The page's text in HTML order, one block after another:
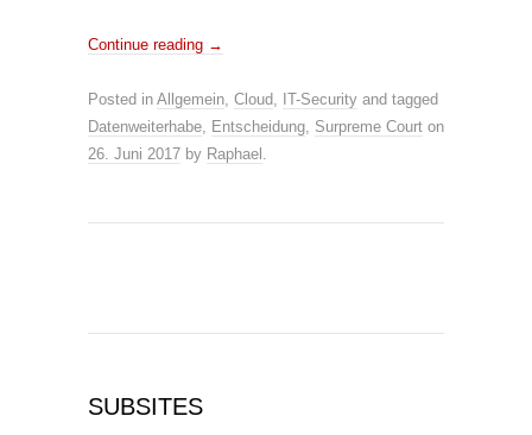
Continue reading →
Posted in Allgemein, Cloud, IT-Security and tagged
Datenweiterhabe, Entscheidung, Surpreme Court on
26. Juni 2017 by Raphael .
SUBSITES